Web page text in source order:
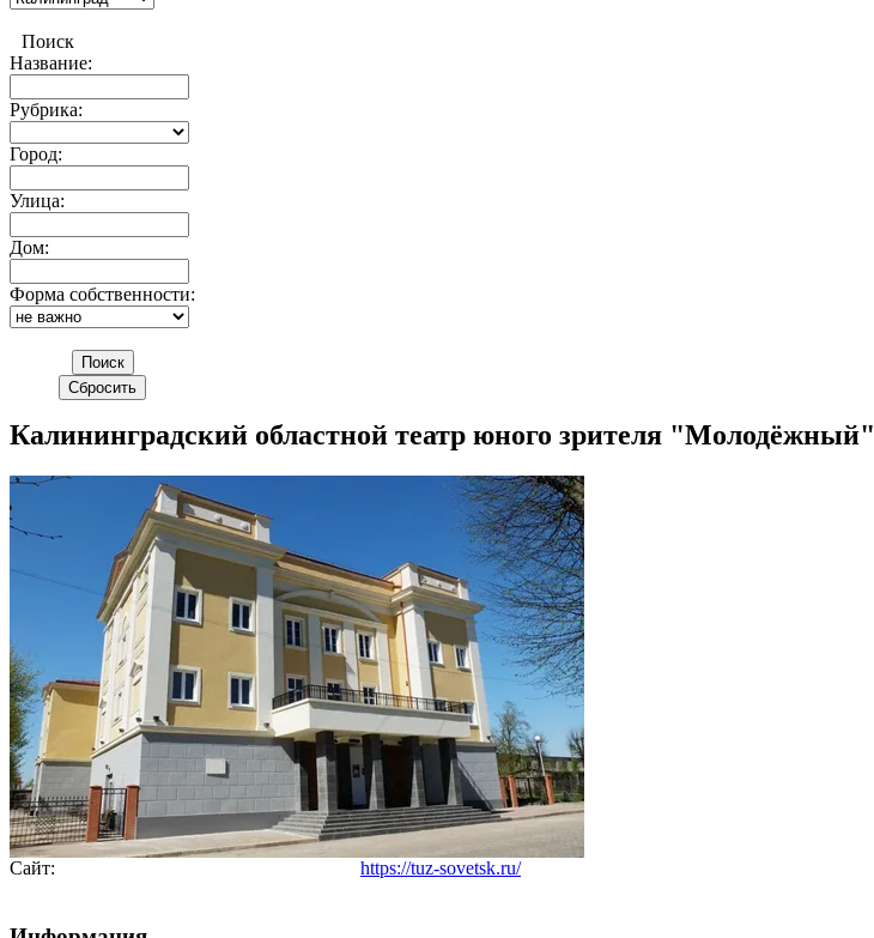
Поиск
Название:
Рубрика:
Город:
Улица:
Дом:
Форма собственности:
Калининградский областной театр юного зрителя "Молодёжный"
Сайт: https://tuz-sovetsk.ru/